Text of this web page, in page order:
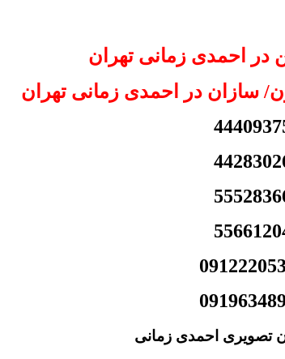
در احمدی زمانی تهران
سازان در احمدی زمانی تهران
تصویری احمدی زمانی